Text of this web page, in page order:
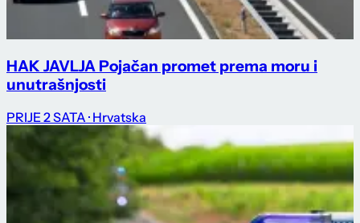
HAK JAVLJA Pojačan promet prema moru i
unutrašnjosti
PRIJE 2 SATA · Hrvatska